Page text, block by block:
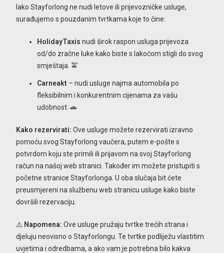
Iako Stayforlong ne nudi letove ili prijevozničke usluge,
surađujemo s pouzdanim tvrtkama koje to čine:
HolidayTaxis nudi širok raspon usluga prijevoza
od/do zračne luke kako biste s lakoćom stigli do svog
smještaja. 🚖
Carneakt – nudi usluge najma automobila po
fleksibilnim i konkurentnim cijenama za vašu
udobnost. 🚗
Kako rezervirati: Ove usluge možete rezervirati izravno
pomoću svog Stayforlong vaučera, putem e-pošte s
potvrdom koju ste primili ili prijavom na svoj Stayforlong
račun na našoj web stranici. Također im možete pristupiti s
početne stranice Stayforlonga. U oba slučaja bit ćete
preusmjereni na službenu web stranicu usluge kako biste
dovršili rezervaciju.
⚠️ Napomena: Ove usluge pružaju tvrtke trećih strana i
djeluju neovisno o Stayforlongu. Te tvrtke podliježu vlastitim
uvjetima i odredbama, a ako vam je potrebna bilo kakva